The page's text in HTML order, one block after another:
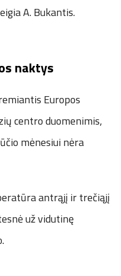
A. Bukantis.
naktys
Europos
centro duomenimis,
mėnesiui nėra
antrąjį ir trečiąjį
už vidutinę